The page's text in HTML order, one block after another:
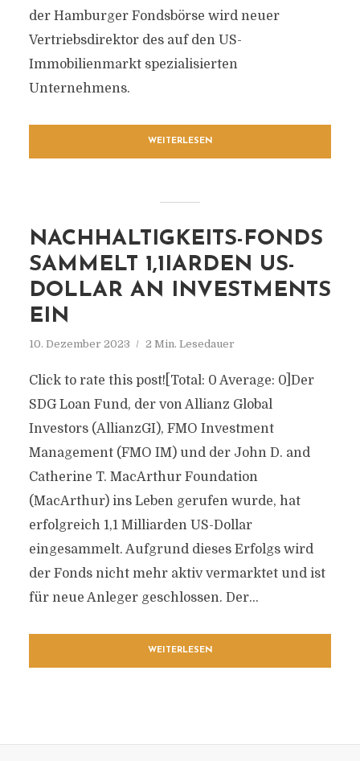
der Hamburger Fondsbörse wird neuer
Vertriebsdirektor des auf den US-
Immobilienmarkt spezialisierten
Unternehmens.
WEITERLESEN
NACHHALTIGKEITS-FONDS
SAMMELT 1,1IARDEN US-
DOLLAR AN INVESTMENTS
EIN
10. Dezember 2023 2 Min. Lesedauer
Click to rate this post![Total: 0 Average: 0]Der
SDG Loan Fund, der von Allianz Global
Investors (AllianzGI), FMO Investment
Management (FMO IM) und der John D. and
Catherine T. MacArthur Foundation
(MacArthur) ins Leben gerufen wurde, hat
erfolgreich 1,1 Milliarden US-Dollar
eingesammelt. Aufgrund dieses Erfolgs wird
der Fonds nicht mehr aktiv vermarktet und ist
für neue Anleger geschlossen. Der...
WEITERLESEN